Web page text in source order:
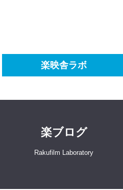
楽映舎ラボ
楽ブログ
Rakufilm Laboratory